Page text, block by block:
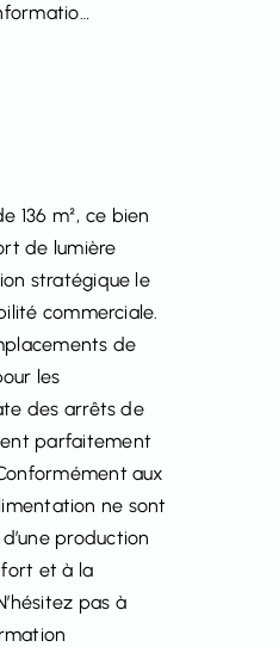
Contactez-nous pour plus d'informations
136 m², ce bien
de lumière
stratégique le
commerciale.
de
les
des arrêts de
parfaitement
aux
ne sont
production
et à la
pas à